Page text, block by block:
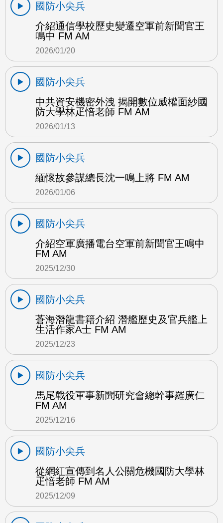
國防小尖兵
介紹通信學校歷史變遷空軍前新聞官王
鳴中 FM AM
2026/01/20
國防小尖兵
中共資安機密外洩 揭開數位威權面紗國
防大學林疋愔老師 FM AM
2026/01/13
國防小尖兵
緬懷故參謀總長沈一鳴上將 FM AM
2026/01/06
國防小尖兵
介紹空軍廣播電台空軍前新聞官王鳴中
FM AM
2025/12/30
國防小尖兵
蒼海潛龍書籍介紹 潛艦歷史及官兵艦上
生活作家A士 FM AM
2025/12/23
國防小尖兵
馬尾戰役軍事新聞研究會總幹事羅廣仁
FM AM
2025/12/16
國防小尖兵
從網紅宣傳到名人公關危機國防大學林
疋愔老師 FM AM
2025/12/09